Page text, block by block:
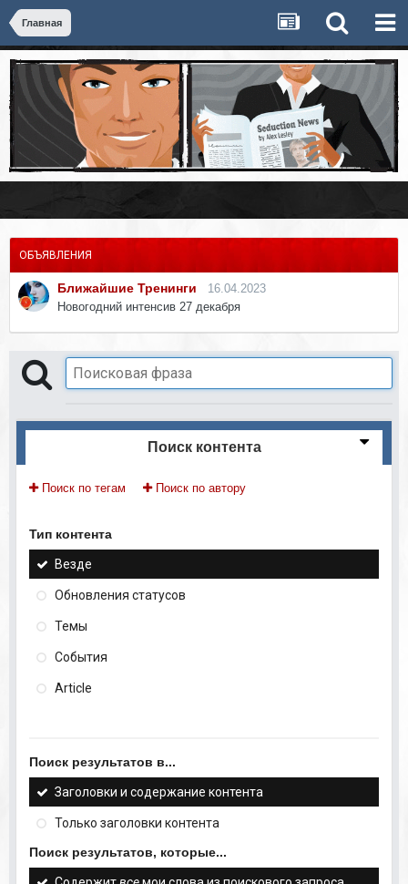
Главная
ОБЪЯВЛЕНИЯ
Ближайшие Тренинги
16.04.2023
Новогодний интенсив 27 декабря
Поиск контента
Поиск по тегам Поиск по автору
Тип контента
Везде
Обновления статусов
Темы
События
Article
Поиск результатов в...
Заголовки и содержание контента
Только заголовки контента
Поиск результатов, которые...